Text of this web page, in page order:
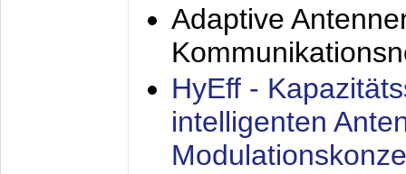
Adaptive
HyEff -
intelligenten